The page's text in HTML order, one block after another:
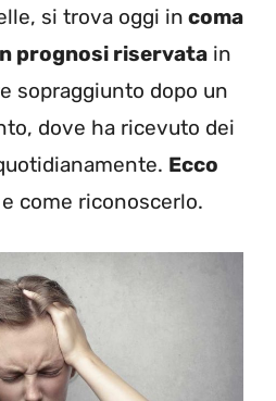
si trova oggi in coma
prognosi riservata in
sopraggiunto dopo un
dove ha ricevuto dei
Ecco
e come riconoscerlo.